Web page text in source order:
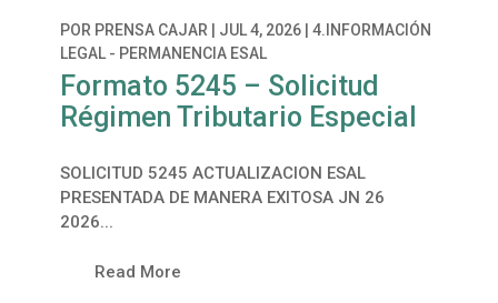
POR PRENSA CAJAR JUL 4, 2026| 4.INFORMACIÓN
LEGAL - PERMANENCIA ESAL
Formato 5245 – Solicitud
Régimen Tributario Especial
SOLICITUD 5245 ACTUALIZACION ESAL
PRESENTADA DE MANERA EXITOSA JN 26
2026...
Read More